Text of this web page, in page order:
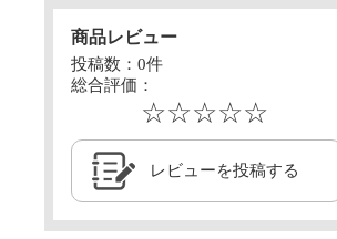
商品レビュー
投稿数： 0件
総合評価：
☆☆☆☆☆
レビューを投稿する